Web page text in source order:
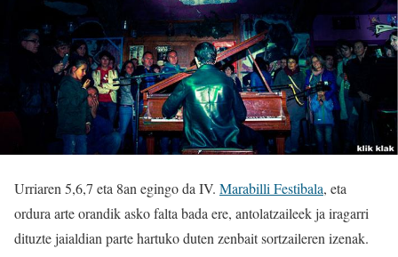
Urriaren 5,6,7 eta 8an egingo da IV. Marabilli Festibala, eta
ordura arte orandik asko falta bada ere, antolatzaileek ja iragarri
dituzte jaialdian parte hartuko duten zenbait sortzaileren izenak.